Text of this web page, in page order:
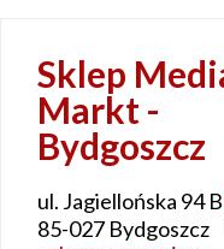
Sklep
Markt -
Bydgoszcz
ul. Jagiellońska 94 B
85-027 Bydgoszcz